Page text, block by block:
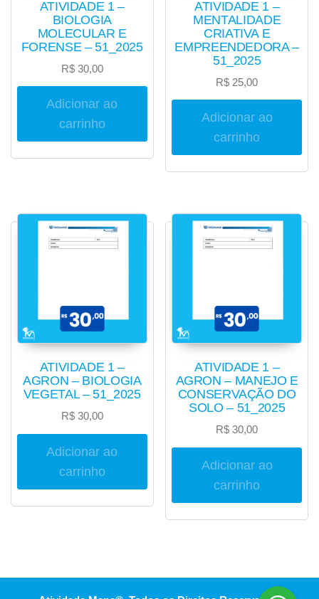
ATIVIDADE 1 –
BIOLOGIA
MOLECULAR E
FORENSE – 51_2025
R$30,00
Adicionar ao
carrinho
ATIVIDADE 1 –
MENTALIDADE
CRIATIVA E
EMPREENDEDORA –
51_2025
R$ 25,00
Adicionar ao
carrinho
ATIVIDADE 1 –
AGRON – BIOLOGIA
VEGETAL – 51_2025
R$30,00
Adicionar ao
carrinho
ATIVIDADE 1 –
AGRON – MANEJO E
CONSERVAÇÃO DO
SOLO – 51_2025
R$ 30,00
Adicionar ao
carrinho